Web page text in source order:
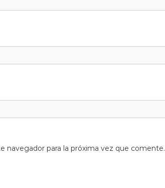
navegador para la próxima vez que comente.